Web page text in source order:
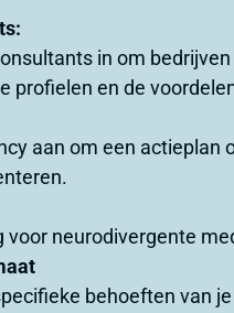
in om
profielen en de
aan om een
voor neurodivergente
behoeften van